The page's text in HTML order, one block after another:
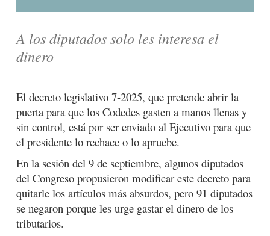
A los diputados solo les interesa el
dinero
El decreto legislativo 7-2025, que pretende abrir la
puerta para que los Codedes gasten a manos llenas y
sin control, está por ser enviado al Ejecutivo para que
el presidente lo rechace o lo apruebe.
En la sesión del 9 de septiembre, algunos diputados
del Congreso propusieron modificar este decreto para
quitarle los artículos más absurdos, pero 91 diputados
se negaron porque les urge gastar el dinero de los
tributarios.